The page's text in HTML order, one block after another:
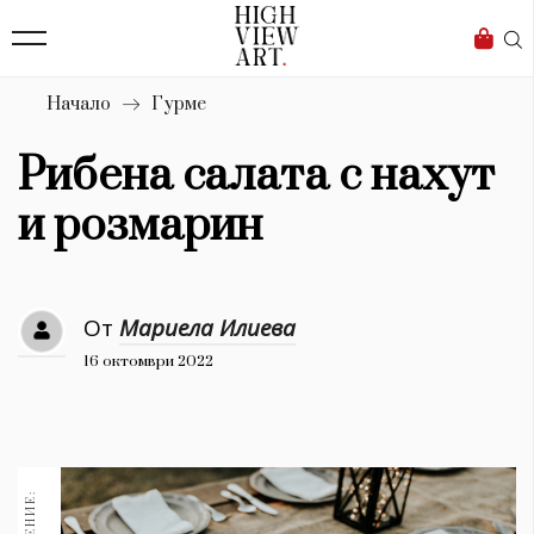
Бизнес
Мода
Dialogue
Изкуство
4340
Красота
777
Книги 1188
Начало Гурме
Рибена салата с нахут
и розмарин
От Мариела Илиева
16 октомври 2022